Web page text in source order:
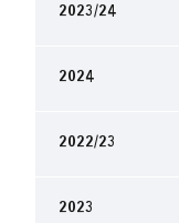
2023/24
2024
2022/23
2023